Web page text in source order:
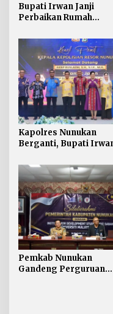
Bupati Irwan Janji
Perbaikan Rumah
Nunukan Tahun Ini
Kapolres Nunukan
Berganti, Bupati
Jaga Stabilitas
Perbatasan
Pemkab Nunukan
Gandeng Perguruan